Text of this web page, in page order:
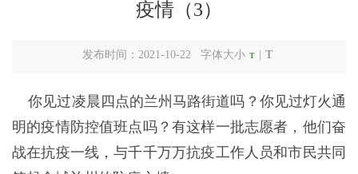
疫情（3）
发布时间：2021-10-22 字体大小 T T
你见过凌晨四点的兰州马路街道吗？你见过灯火通
明的疫情防控值班点吗？有这样一批志愿者，他们奋
战在抗疫一线，与千千万万抗疫工作人员和市民共同